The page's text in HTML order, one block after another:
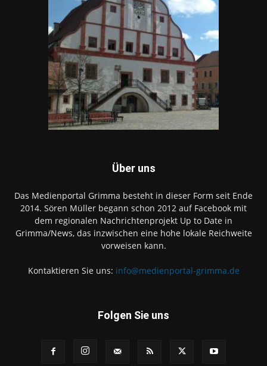
Über uns
Das Medienportal Grimma besteht in dieser Form seit Ende
2014. Sören Müller begann schon 2012 auf Facebook mit
dem regionalen Nachrichtenprojekt Up to Date in
Grimma/News, das inzwischen eine hohe lokale Reichweite
vorweisen kann.
Kontaktieren Sie uns: info@medienportal-grimma.de
Folgen Sie uns